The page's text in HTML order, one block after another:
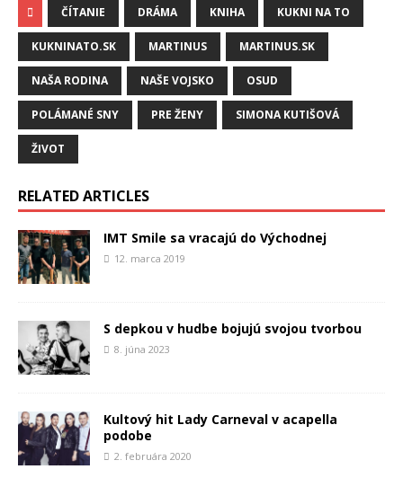
ČÍTANIE DRÁMA KNIHA KUKNI NA TO
KUKNINATO.SK MARTINUS MARTINUS.SK
NAŠA RODINA NAŠE VOJSKO OSUD
POLÁMANÉ SNY PRE ŽENY SIMONA KUTIŠOVÁ
ŽIVOT
RELATED ARTICLES
IMT Smile sa vracajú do Východnej
12. marca 2019
S depkou v hudbe bojujú svojou tvorbou
8. júna 2023
Kultový hit Lady Carneval v acapella
podobe
2. februára 2020